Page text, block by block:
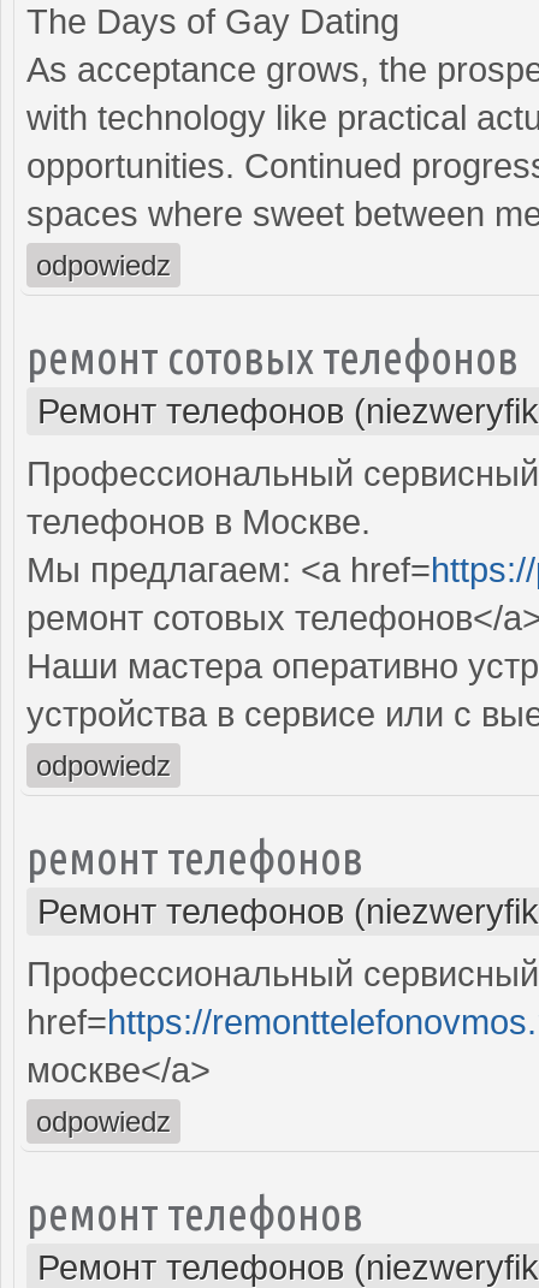
The Days of Gay Dating
As acceptance grows, the
with technology like practical
opportunities. Continued
spaces where sweet between
odpowiedz
ремонт сотовых телефонов
Ремонт телефонов
Профессиональный
телефонов в Москве.
Мы предлагаем: <a href=
ремонт сотовых телефонов</
Наши мастера оперативно
устройства в сервисе или с
odpowiedz
ремонт телефонов
Ремонт телефонов
Профессиональный
href=https://
москве</a>
odpowiedz
ремонт телефонов
Ремонт телефонов